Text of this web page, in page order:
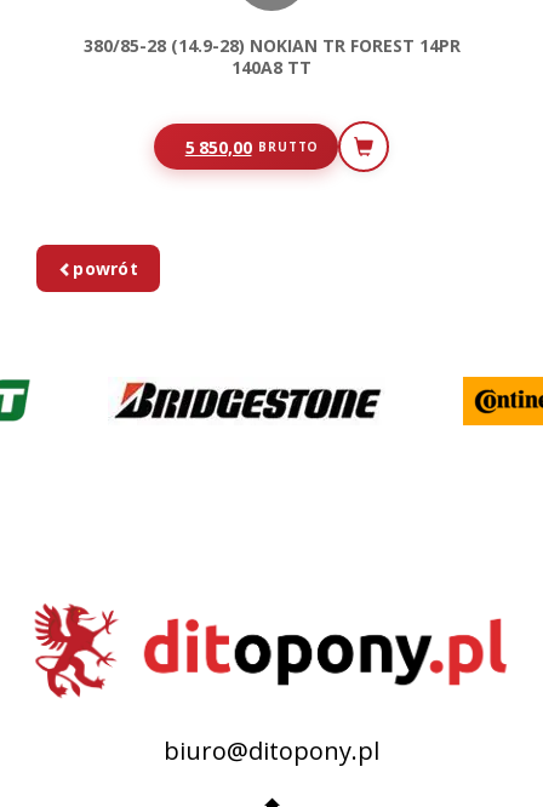
380/85-28 (14.9-28) NOKIAN TR FOREST 14PR
140A8 TT
5 850,00 BRUTTO
powrót
biuro@ditopony.pl